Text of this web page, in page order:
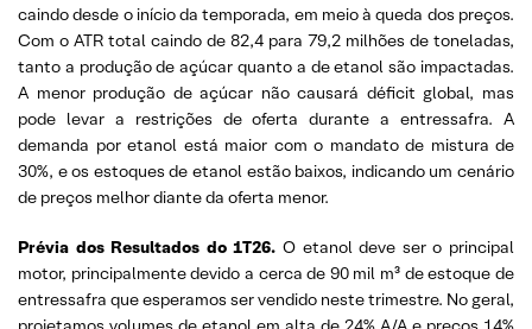
caindo desde o início da temporada, em meio à queda dos preços.
Com o ATR total caindo de 82,4 para 79,2 milhões de toneladas,
tanto a produção de açúcar quanto a de etanol são impactadas.
A menor produção de açúcar não causará déficit global, mas
pode levar a restrições de oferta durante a entressafra. A
demanda por etanol está maior com o mandato de mistura de
30%, e os estoques de etanol estão baixos, indicando um cenário
de preços melhor diante da oferta menor.
Prévia dos Resultados do 1T26. O etanol deve ser o principal
motor, principalmente devido a cerca de 90 mil m³ de estoque de
entressafra que esperamos ser vendido neste trimestre. No geral,